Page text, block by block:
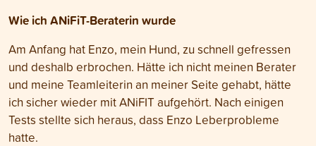
Wie ich ANiFiT-Beraterin wurde
Am Anfang hat Enzo, mein Hund, zu schnell gefressen
und deshalb erbrochen. Hätte ich nicht meinen Berater
und meine Teamleiterin an meiner Seite gehabt, hätte
ich sicher wieder mit ANiFIT aufgehört. Nach einigen
Tests stellte sich heraus, dass Enzo Leberprobleme
hatte.